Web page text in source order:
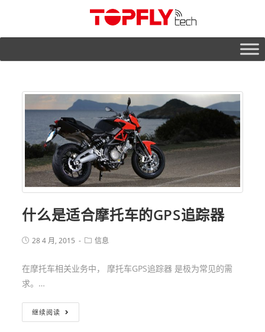
什么是适合摩托车的GPS追踪器
28 4 月, 2015 信息
在摩托车相关业务中， 摩托车GPS追踪器 是极为常见的需
求。…
继续阅读